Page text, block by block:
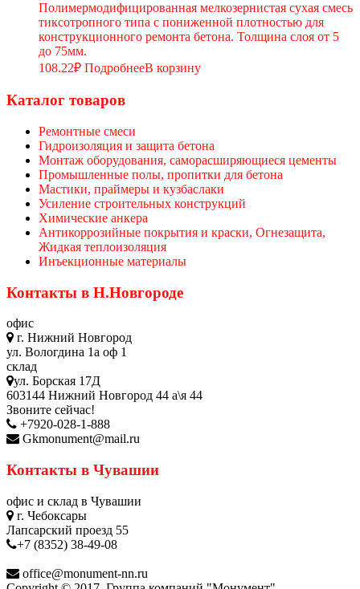
Полимермодифицированная мелкозернистая сухая смесь
тиксотропного типа с пониженной плотностью для
конструкционного ремонта бетона. Толщина слоя от 5
до 75мм.
108.22₽ ПодробнееВ корзину
Каталог товаров
Ремонтные смеси
Гидроизоляция и защита бетона
Монтаж оборудования, саморасширяющиеся цементы
Промышленные полы, пропитки для бетона
Мастики, праймеры и кузбаслаки
Усиление строительных конструкций
Химические анкера
Антикоррозийные покрытия и краски, Огнезащита,
Жидкая теплоизоляция
Инъекционные материалы
Контакты в Н.Новгороде
офис
г. Нижний Новгород
ул. Вологдина 1а оф 1
склад
ул. Борская 17Д
603144 Нижний Новгород 44 а\я 44
Звоните сейчас!
+7920-028-1-888
Gkmonument@mail.ru
Контакты в Чувашии
офис и склад в Чувашии
г. Чебоксары
Лапсарский проезд 55
+7 (8352) 38-49-08
office@monument-nn.ru